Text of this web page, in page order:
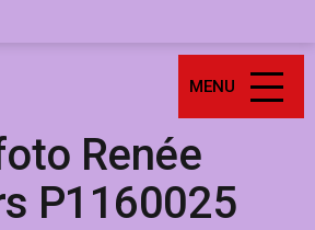
MENU
Renée
P1160025